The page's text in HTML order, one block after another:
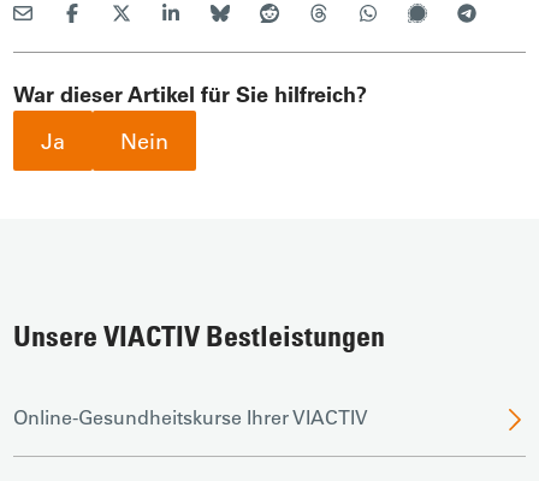
War dieser Artikel für Sie hilfreich?
Ja
Nein
Unsere VIACTIV Bestleistungen
Online-Gesundheitskurse Ihrer VIACTIV